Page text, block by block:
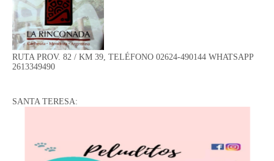
RUTA PROV. 82 / KM 39, TELÉFONO 02624-490144 WHATSAPP
2613349490
SANTA TERESA: